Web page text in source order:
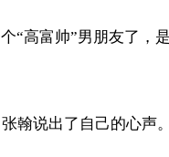
高富帅”男朋友了，是
说出了自己的心声。